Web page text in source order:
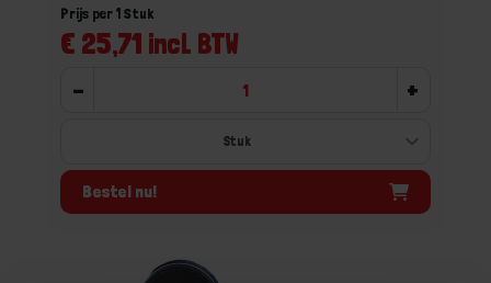
€ 25,71 incl. BTW
Prijs per 1 Stuk
- +
Bestel nu!